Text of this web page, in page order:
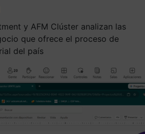
y AFM Clúster analizan las
que ofrece el proceso de
del país